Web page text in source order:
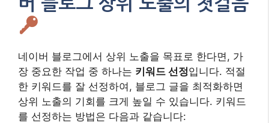
네이버 블로그에서 상위 노출을 목표로 한다면, 가
장 중요한 작업 중 하나는 키워드 선정입니다. 적절
한 키워드를 잘 선정하여, 블로그 글을 최적화하면
상위 노출의 기회를 크게 높일 수 있습니다. 키워드
를 선정하는 방법은 다음과 같습니다: